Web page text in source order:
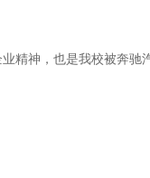
精神，也是我校被奔驰